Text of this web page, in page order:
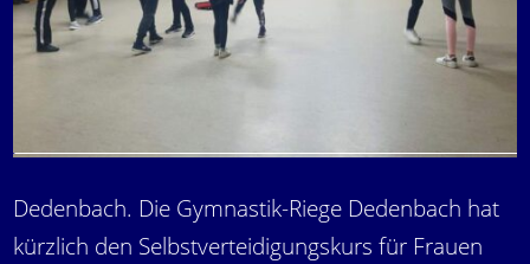
Dedenbach. Die Gymnastik-Riege Dedenbach hat
kürzlich den Selbstverteidigungskurs für Frauen